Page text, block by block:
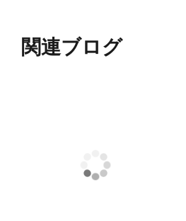
■ライフルの先端部
■ライフル上面のレ
軸を備えたマウント
■バイポッドは可動
■成形色はライトグ
関連ブログ